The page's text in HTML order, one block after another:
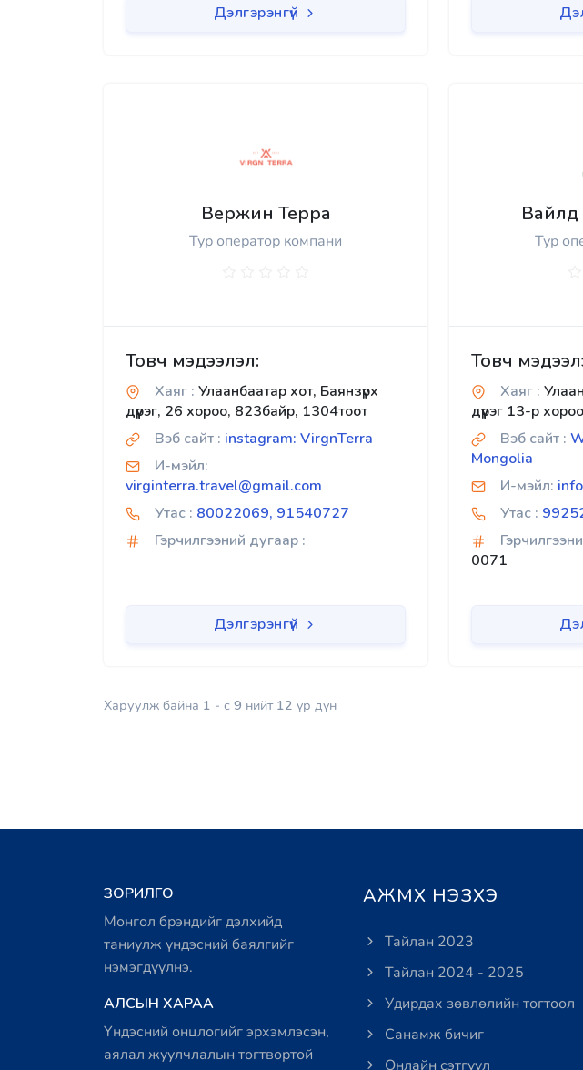
Дэлгэрэнгүй
Вержин Терра
Тур оператор компани
Товч мэдээлэл:
Хаяг : Улаанбаатар хот, Баянзүрх
дүүрэг, 26 хороо, 823байр, 1304тоот
Вэб сайт : instagram: VirgnTerra
И-мэйл:
virginterra.travel@gmail.com
Утас : 80022069, 91540727
Гэрчилгээний дугаар :
Дэлгэрэнгүй
Вайлд
Тур
Товч
Хаяг :
дүүрэг 13-р
Вэб сайт :
Mongolia
И-мэйл:
Утас :
0071
Харуулж байна 1 - с 9 нийт 12 үр дүн
ЗОРИЛГО
Монгол брэндийг дэлхийд
таниулж үндэсний баялгийг
нэмэгдүүлнэ.
АЛСЫН ХАРАА
Үндэсний онцлогийг эрхэмлэсэн,
аялал жуулчлалын тогтвортой
АЖМХ НЭЗХЭ
Тайлан 2023
Тайлан 2024 - 2025
Удирдах зөвлөлийн тогтоол
Санамж бичиг
Онлайн сэтгүүл